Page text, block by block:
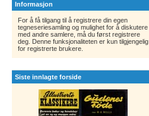
Informasjon
For å få tilgang til å registrere din egen
tegneseriesamling og mulighet for å diskutere
med andre samlere, må du først registrere
deg. Denne funksjonaliteten er kun tilgjengelig
for registrerte brukere.
Siste innlagte forside